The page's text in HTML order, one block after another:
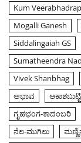
Kum
Mogalli Ganesh
Siddalingaiah GS
Sumatheendra
Vivek Shanbhag
ಅಭಾವ
ಆಕಾಶಬುಟ್ಟಿ
ಗೃಹಭಂಗ-ಕಾದಂಬರಿ
ನೆಲ-ಮುಗಿಲು